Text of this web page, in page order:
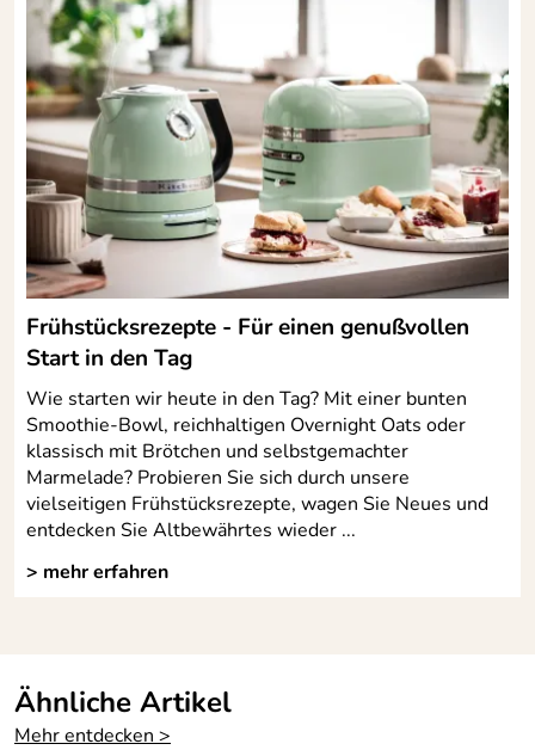
Frühstücksrezepte - Für einen genußvollen
Start in den Tag
Wie starten wir heute in den Tag? Mit einer bunten
Smoothie-Bowl, reichhaltigen Overnight Oats oder
klassisch mit Brötchen und selbstgemachter
Marmelade? Probieren Sie sich durch unsere
vielseitigen Frühstücksrezepte, wagen Sie Neues und
entdecken Sie Altbewährtes wieder ...
> mehr erfahren
Ähnliche Artikel
Mehr entdecken >